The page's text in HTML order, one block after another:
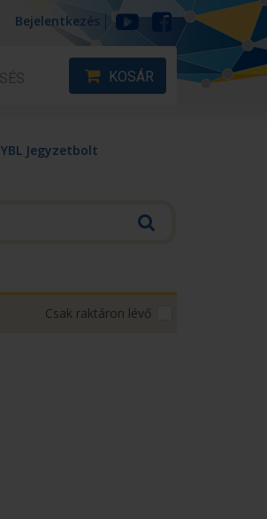
Bejelentkezés
KOSÁR
YBL Jegyzetbolt
Csak raktáron lévő